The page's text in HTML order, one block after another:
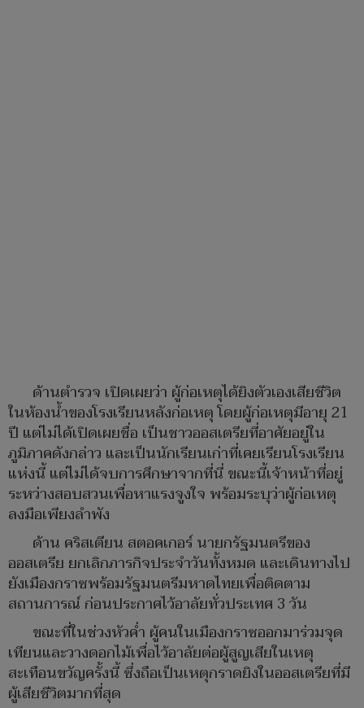
ด้านตำรวจ เปิดเผยว่า ผู้ก่อเหตุได้ยิงตัวเองเสียชีวิต
ในห้องน้ำของโรงเรียนหลังก่อเหตุ โดยผู้ก่อเหตุมีอายุ 21
ปี แต่ไม่ได้เปิดเผยชื่อ เป็นชาวออสเตรียที่อาศัยอยู่ใน
ภูมิภาคดังกล่าว และเป็นนักเรียนเก่าที่เคยเรียนโรงเรียน
แห่งนี้ แต่ไม่ได้จบการศึกษาจากที่นี่ ขณะนี้เจ้าหน้าที่อยู่
ระหว่างสอบสวนเพื่อหาแรงจูงใจ พร้อมระบุว่าผู้ก่อเหตุ
ลงมือเพียงลำพัง
ด้าน คริสเตียน สตอคเกอร์ นายกรัฐมนตรีของ
ออสเตรีย ยกเลิกภารกิจประจำวันทั้งหมด และเดินทางไป
ยังเมืองกราซพร้อมรัฐมนตรีมหาดไทยเพื่อติดตาม
สถานการณ์ ก่อนประกาศไว้อาลัยทั่วประเทศ 3 วัน
ขณะที่ในช่วงหัวค่ำ ผู้คนในเมืองกราซออกมาร่วมจุด
เทียนและวางดอกไม้เพื่อไว้อาลัยต่อผู้สูญเสียในเหตุ
สะเทือนขวัญครั้งนี้ ซึ่งถือเป็นเหตุกราดยิงในออสเตรียที่มี
ผู้เสียชีวิตมากที่สุด